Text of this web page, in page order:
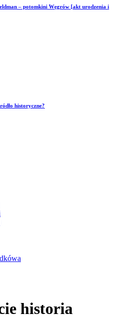
– potomkini Węgrów [akt urodzenia i
historyczne?
historia